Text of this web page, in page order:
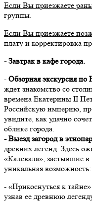
Если Вы приезжаете
группы.
Если Вы приезжаете
плату и корректировка
- Завтрак в кафе города.
- Обзорная экскурсия по
ждет знакомство со
времена Екатерины II
Российскую империю,
увидите, как удачно
облике города.
- Выезд загород в
древних легенд. Здесь
«Калевала», застывшие
уникальная возможность:
- «Прикоснуться к
узнав ее древнюю